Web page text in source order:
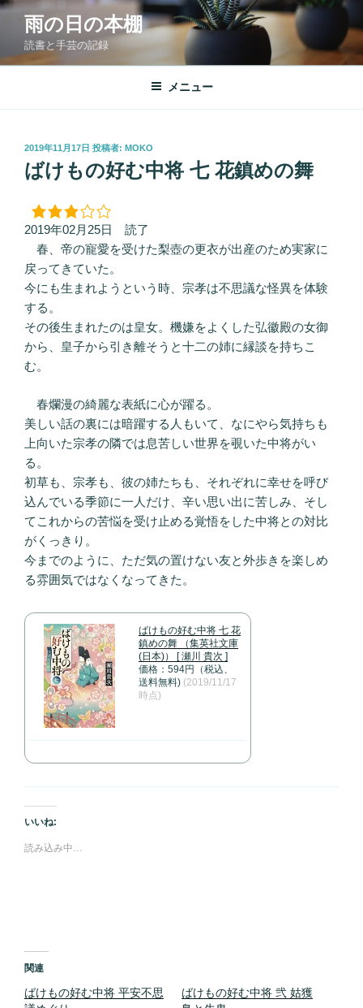
コ
ン
へ
雨の日の本棚
読書と手芸の記録
メニュー
投
稿
日:
2019年11月17日 投稿者: MOKO
ばけもの好む中将 七 花鎮めの舞
2019年02月25日 読了
春、帝の寵愛を受けた梨壺の更衣が出産のため実家に
戻ってきていた。
今にも生まれようという時、宗孝は不思議な怪異を体験
する。
その後生まれたのは皇女。機嫌をよくした弘徽殿の女御
から、皇子から引き離そうと十二の姉に縁談を持ちこ
む。
春爛漫の綺麗な表紙に心が躍る。
美しい話の裏には暗躍する人もいて、なにやら気持ちも
上向いた宗孝の隣では息苦しい世界を覗いた中将がい
る。
初草も、宗孝も、彼の姉たちも、それぞれに幸せを呼び
込んでいる季節に一人だけ、辛い思い出に苦しみ、そし
てこれからの苦悩を受け止める覚悟をした中将との対比
がくっきり。
今までのように、ただ気の置けない友と外歩きを楽しめ
る雰囲気ではなくなってきた。
ばけもの好む中将 七 花
鎮めの舞 （集英社文庫
(日本)） [ 瀬川 貴次 ]
価格：594円（税込、
送料無料) (2019/11/17
時点)
いいね:
読み込み中…
関連
ばけもの好む中将 平安不思
ばけもの好む中将 弐 姑獲